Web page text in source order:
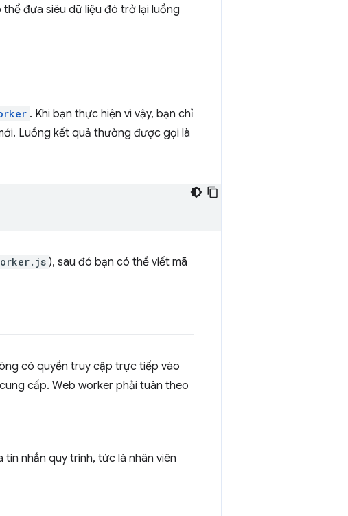
đưa siêu dữ liệu đó trở lại luồng
. Khi bạn thực hiện vì vậy, bạn chỉ
Luồng kết quả thường được gọi là
), sau đó bạn có thể viết mã
có quyền truy cập trực tiếp vào
cấp. Web worker phải tuân theo
tin nhắn quy trình, tức là nhân viên